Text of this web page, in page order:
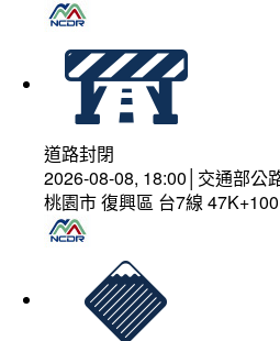
道路封閉
2026-08-08, 18:00│交通部公
桃園市 復興區 台7線